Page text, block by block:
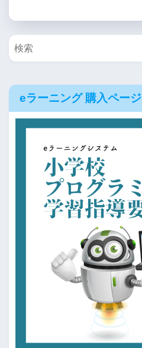
eラーニング 購入ページ